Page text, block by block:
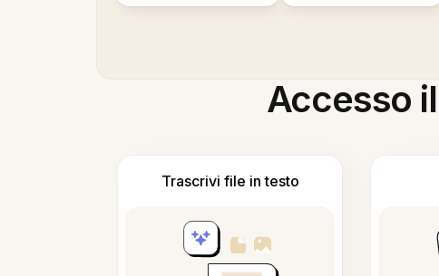
Accesso
Trascrivi file in testo